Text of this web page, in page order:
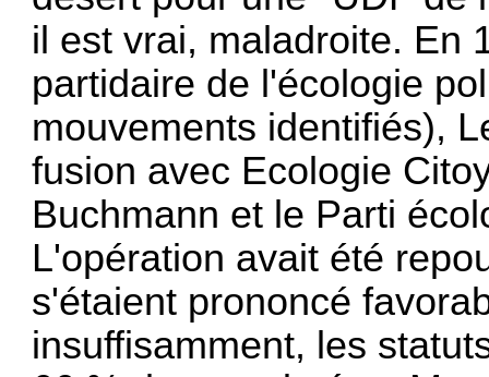
il est vrai, maladroite. En
partidaire de l'écologie
mouvements identifiés),
fusion avec Ecologie
Buchmann et le Parti
L'opération avait été
s'étaient prononcé
insuffisamment, les